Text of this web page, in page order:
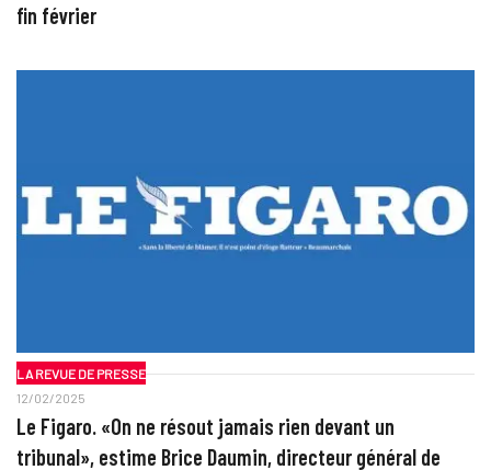
fin février
LA REVUE DE PRESSE
12/02/2025
Le Figaro. «On ne résout jamais rien devant un
tribunal», estime Brice Daumin, directeur général de